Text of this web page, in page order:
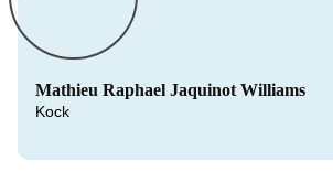
Mathieu Raphael Jaquinot Williams
Kock